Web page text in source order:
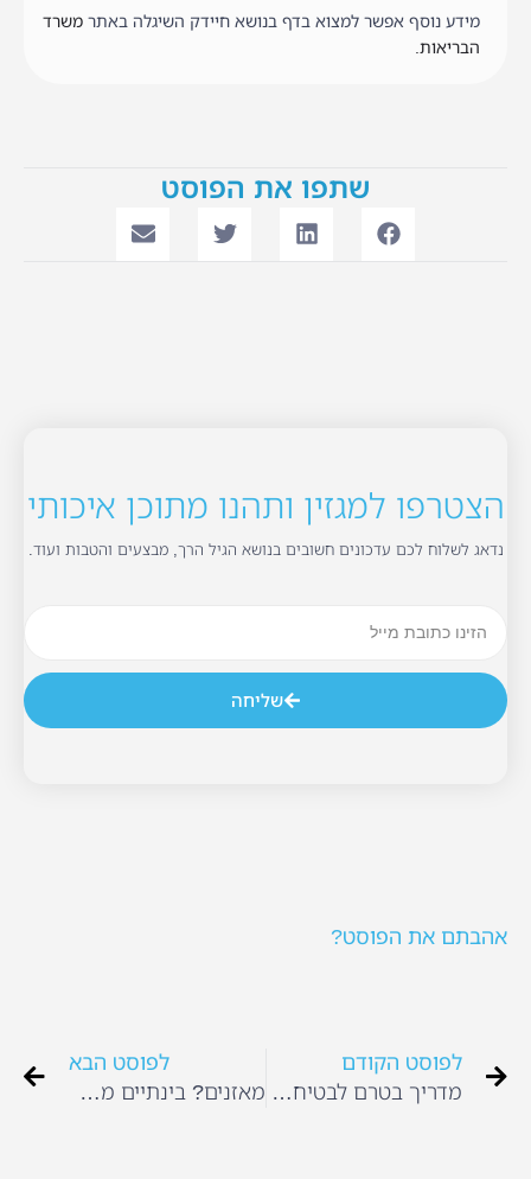
מידע נוסף אפשר למצוא בדף בנושא חיידק השיגלה באתר משרד
הבריאות.
שתפו את הפוסט
הצטרפו למגזין ותהנו מתוכן איכותי
נדאג לשלוח לכם עדכונים חשובים בנושא הגיל הרך, מבצעים והטבות ועוד.
שליחה
אהבתם את הפוסט?
לפוסט הקודם
מדריך בטרם לבטיחות בחצר
לפוסט הבא
מאזנים? בינתיים מלהטטים